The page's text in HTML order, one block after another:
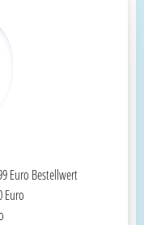
Euro Bestellwert
Euro